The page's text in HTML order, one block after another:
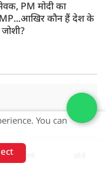
PM मोदी का
कौन हैं देश के
जोशी?
You can